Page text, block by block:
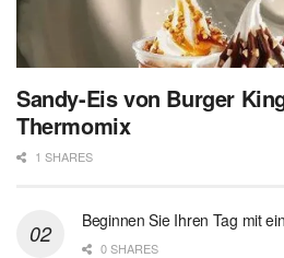
Sandy-Eis von Burger
Thermomix
1 SHARES
Beginnen Sie Ihren Tag mit
0 SHARES